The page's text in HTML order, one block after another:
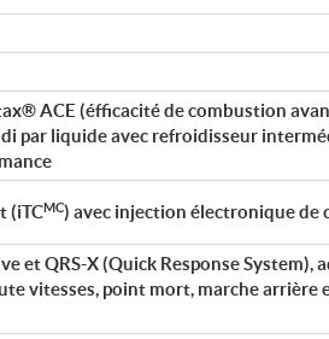
ACE (éfficacité de combustion
par liquide avec refroidisseur
(iTCMC) avec injection électronique de
et QRS-X (Quick Response System),
vitesses, point mort, marche arrière